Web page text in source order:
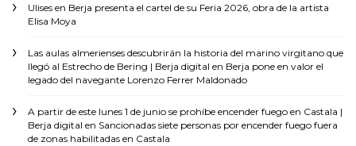
Ulises en Berja presenta el cartel de su Feria 2026, obra de la artista
Elisa Moya
Las aulas almerienses descubrirán la historia del marino virgitano que
llegó al Estrecho de Bering | Berja digital en Berja pone en valor el
legado del navegante Lorenzo Ferrer Maldonado
A partir de este lunes 1 de junio se prohíbe encender fuego en Castala |
Berja digital en Sancionadas siete personas por encender fuego fuera
de zonas habilitadas en Castala